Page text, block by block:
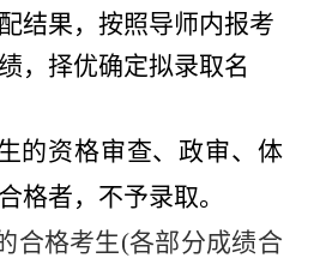
结果，按照导师内报考
，择优确定拟录取名
的资格审查、政审、体
格者，不予录取。
合格考生(各部分成绩合